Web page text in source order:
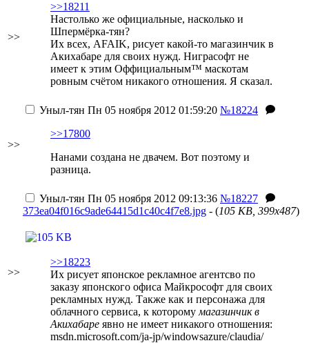
>>
>>18211
Настолько же официальные, насколько и
Шпермёрка-тян?
Их всех, AFAIK, рисует какой-то магазинчик в
Акихабаре для своих нужд. Ниграсофт не
имеет к этим Оффициальным™ маскотам
ровным счётом никакого отношения. Я сказал.
>>
Уныл-тян Пн 05 ноября 2012 01:59:20 №18224
>>17800
Нанами создана не двачем. Вот поэтому и
разница.
>>
Уныл-тян Пн 05 ноября 2012 09:13:36 №18227
373ea04f016c9ade64415d1c40c4f7e8.jpg - (105 KB, 399x487)
>>18223
Их рисует японское рекламное агентсво по
заказу японского офиса Майкрософт для своих
рекламных нужд. Также как и персонажа для
облачного сервиса, к которому магазинчик в
Акихабаре явно не имеет никакого отношения:
msdn.microsoft.com/ja-jp/windowsazure/claudia/